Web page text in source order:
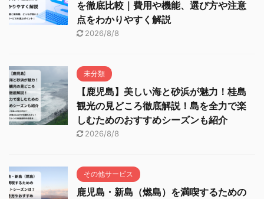
を徹底比較｜費用や機能、選び方や注意
点をわかりやすく解説
2026/8/8
未分類
【鹿児島】美しい海と砂浜が魅力！桂島
観光の見どころ徹底解説！島を全力で楽
しむためのおすすめシーズンも紹介
2026/8/8
その他サービス
鹿児島・新島（燃島）を満喫するための